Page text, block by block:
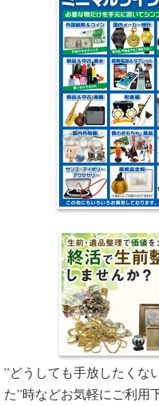
”どうしても手放したくな
た”時などお気軽にご利用